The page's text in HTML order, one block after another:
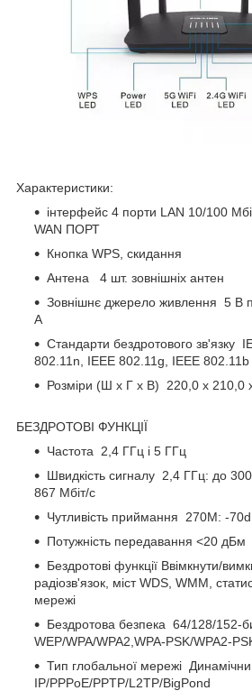
Характеристики:
інтерфейс 4 порти LAN 10/100
WAN ПОРТ
Кнопка WPS, скидання
Антена 4 шт. зовнішніх антен
Зовнішнє джерело живлення 5 В
А
Стандарти бездротового зв'язку
802.11n, IEEE 802.11g, IEEE 802.11b
Розміри (Ш х Г х В) 220,0 х 210,0
БЕЗДРОТОВІ ФУНКЦІЇ
Частота 2,4 ГГц і 5 ГГц
Швидкість сигналу 2,4 ГГц: до
867 Мбіт/с
Чутливість приймання 270M: -
Потужність передавання <20 дБм
Бездротові функції Ввімкнути/
радіозв'язок, міст WDS, WMM,
мережі
Бездротова безпека 64/128/152-
WEP/WPA/WPA2,WPA-PSK/WPA2-
Тип глобальної мережі
IP/PPPoE/PPTP/L2TP/BigPond